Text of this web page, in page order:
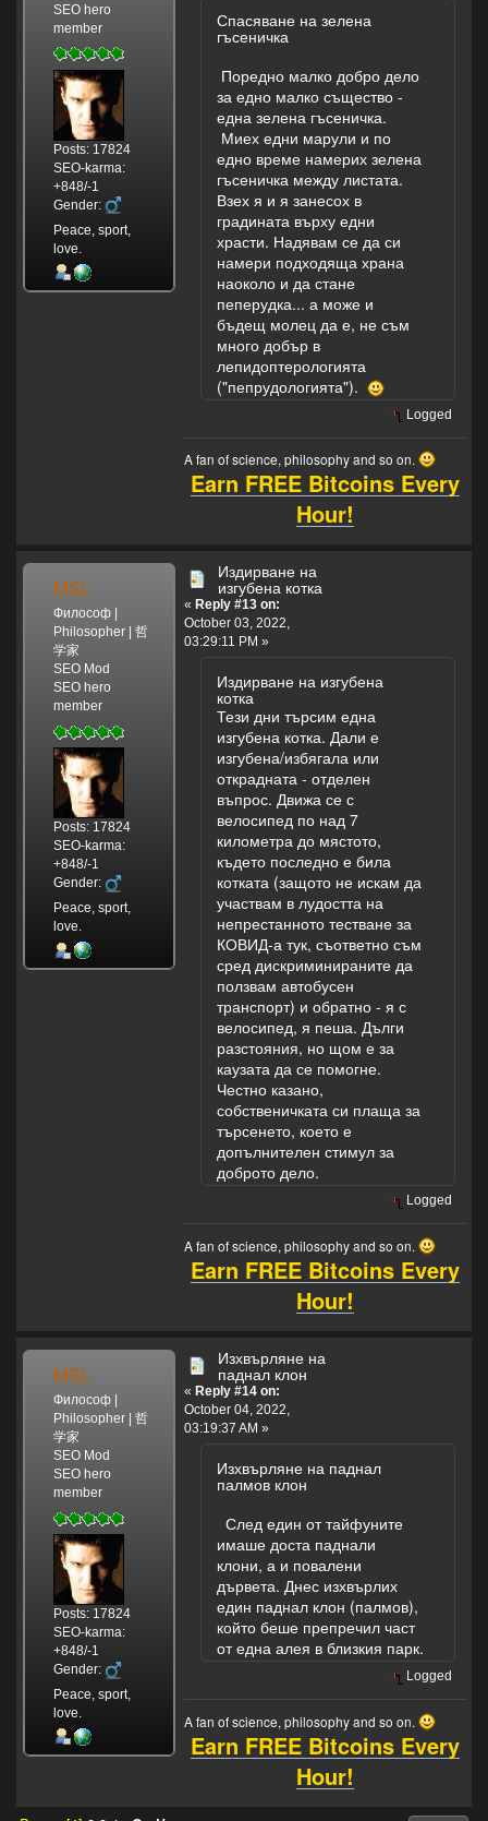
SEO hero
member
Posts: 17824
SEO-karma:
+848/-1
Gender:
Peace, sport,
love.
Спасяване на зелена
гъсеничка
Поредно малко добро дело
за едно малко същество -
една зелена гъсеничка.
Миех едни марули и по
едно време намерих зелена
гъсеничка между листата.
Взех я и я занесох в
градината върху едни
храсти. Надявам се да си
намери подходяща храна
наоколо и да стане
пеперудка... а може и
бъдещ молец да е, не съм
много добър в
лепидоптерологията
("пепрудологията").
Logged
A fan of science, philosophy and so on.
Earn FREE Bitcoins Every
Hour!
MSL
Философ |
Philosopher | 哲
学家
SEO Mod
SEO hero
member
Posts: 17824
SEO-karma:
+848/-1
Gender:
Peace, sport,
love.
Издирване на
изгубена котка
« Reply #13 on:
October 03, 2022,
03:29:11 PM »
Издирване на изгубена
котка
Тези дни търсим една
изгубена котка. Дали е
изгубена/избягала или
открадната - отделен
въпрос. Движа се с
велосипед по над 7
километра до мястото,
където последно е била
котката (защото не искам да
участвам в лудостта на
непрестанното тестване за
КОВИД-а тук, съответно съм
сред дискриминираните да
ползвам автобусен
транспорт) и обратно - я с
велосипед, я пеша. Дълги
разстояния, но щом е за
каузата да се помогне.
Честно казано,
собственичката си плаща за
търсенето, което е
допълнителен стимул за
доброто дело.
Logged
A fan of science, philosophy and so on.
Earn FREE Bitcoins Every
Hour!
MSL
Философ |
Philosopher | 哲
学家
SEO Mod
SEO hero
member
Posts: 17824
SEO-karma:
+848/-1
Gender:
Peace, sport,
love.
Изхвърляне на
паднал клон
« Reply #14 on:
October 04, 2022,
03:19:37 AM »
Изхвърляне на паднал
палмов клон
След един от тайфуните
имаше доста паднали
клони, а и повалени
дървета. Днес изхвърлих
един паднал клон (палмов),
който беше препречил част
от една алея в близкия парк.
Logged
A fan of science, philosophy and so on.
Earn FREE Bitcoins Every
Hour!